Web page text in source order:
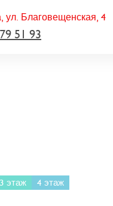
ул. Благовещенская, 4
51 93
3 этаж 4 этаж